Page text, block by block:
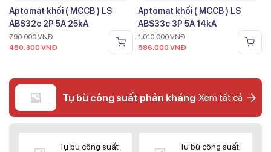
Aptomat khối ( MCCB ) LS
ABS32c 2P 5A 25kA
790.000VNĐ
450.300 VNĐ
Aptomat khối ( MCCB ) LS
ABS33c 3P 5A 14kA
1.010.000VNĐ
586.000 VNĐ
Tụ bù công suất phản kháng Xem tất cả
Tụ bù công suất
Tụ bù công suất